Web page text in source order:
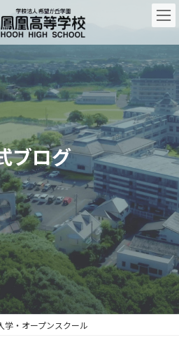
ブログ
学・オープンスクール